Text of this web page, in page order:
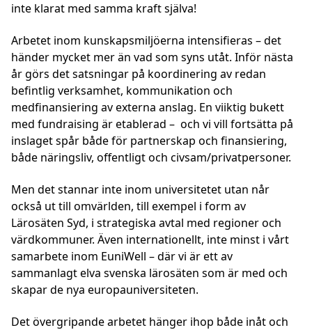
inte klarat med samma kraft själva!
Arbetet inom kunskapsmiljöerna intensifieras – det
händer mycket mer än vad som syns utåt. Inför nästa
år görs det satsningar på koordinering av redan
befintlig verksamhet, kommunikation och
medfinansiering av externa anslag. En viiktig bukett
med fundraising är etablerad – och vi vill fortsätta på
inslaget spår både för partnerskap och finansiering,
både näringsliv, offentligt och civsam/privatpersoner.
Men det stannar inte inom universitetet utan når
också ut till omvärlden, till exempel i form av
Lärosäten Syd, i strategiska avtal med regioner och
värdkommuner. Även internationellt, inte minst i vårt
samarbete inom EuniWell – där vi är ett av
sammanlagt elva svenska lärosäten som är med och
skapar de nya europauniversiteten.
Det övergripande arbetet hänger ihop både inåt och